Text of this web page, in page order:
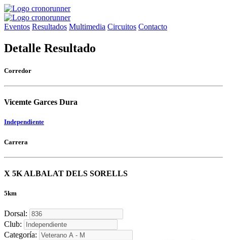
Eventos Resultados Multimedia Circuitos Contacto
Detalle Resultado
Corredor
Vicemte Garces Dura
Independiente
Carrera
X 5K ALBALAT DELS SORELLS
5km
Dorsal:
Club:
Categoría: